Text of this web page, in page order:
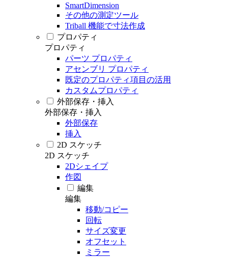
SmartDimension
その他の測定ツール
Triball 機能で寸法作成
プロパティ
プロパティ
パーツ プロパティ
アセンブリ プロパティ
既定のプロパティ項目の活用
カスタムプロパティ
外部保存・挿入
外部保存・挿入
外部保存
挿入
2D スケッチ
2D スケッチ
2Dシェイプ
作図
編集
編集
移動/コピー
回転
サイズ変更
オフセット
ミラー